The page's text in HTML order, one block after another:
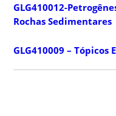
GLG410012-
Rochas Sedimentares
GLG410009 – Tópicos